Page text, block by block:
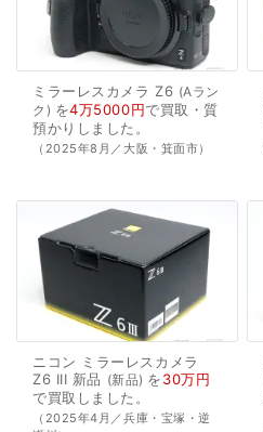
ミラーレスカメラ Z6
Aラン
ク
を4万5000円で買取・質
預かり しました。
（2025年8月／大阪・箕面市）
ニコン ミラーレスカメラ
Z6 III 新品 新品 を30万円
で買取 しました。
（2025年4月／兵庫・宝塚・逆